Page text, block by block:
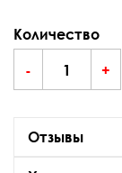
Количество
- +
Отзывы